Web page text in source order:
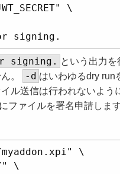
\
signing. という出力
。
-d はいわゆるdry run
ル送信は行われないよう
ファイルを署名申請しま
\
\